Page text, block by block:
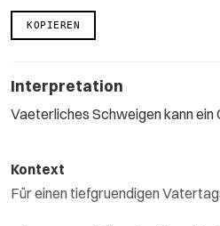
KOPIEREN
Interpretation
Vaeterliches Schweigen kann ein
Kontext
Für einen tiefgruendigen